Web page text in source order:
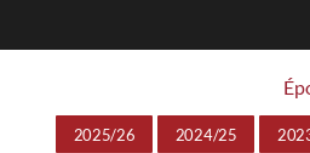
2025/26 2024/25